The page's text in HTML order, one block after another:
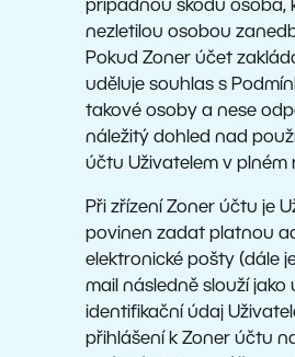
případnou škodu osoba,
nezletilou osobou
Pokud Zoner účet
uděluje souhlas s
takové osoby a nese
náležitý dohled nad
účtu Uživatelem v plném
Při zřízení Zoner účtu je
povinen zadat platnou
elektronické pošty (dále
mail následně slouží jako
identifikační údaj
přihlášení k Zoner účtu